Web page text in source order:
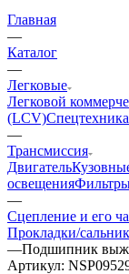
Главная
—
Каталог
—
Легковые
Легковой
(LCV)Спецтехника
—
Трансмиссия
Двигатель
освещения
—
Сцепление и его
Прокладки/
—Подшипник
Артикул: